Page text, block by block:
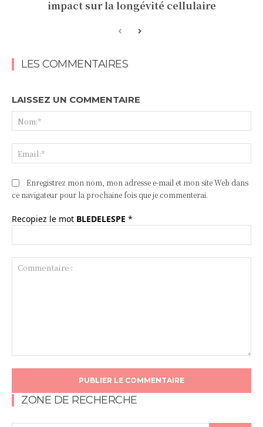
impact sur la longévité cellulaire
LES COMMENTAIRES
LAISSEZ UN COMMENTAIRE
Enregistrez mon nom, mon adresse e-mail et mon site Web dans
ce navigateur pour la prochaine fois que je commenterai.
Recopiez le mot BLEDELESPE *
ZONE DE RECHERCHE